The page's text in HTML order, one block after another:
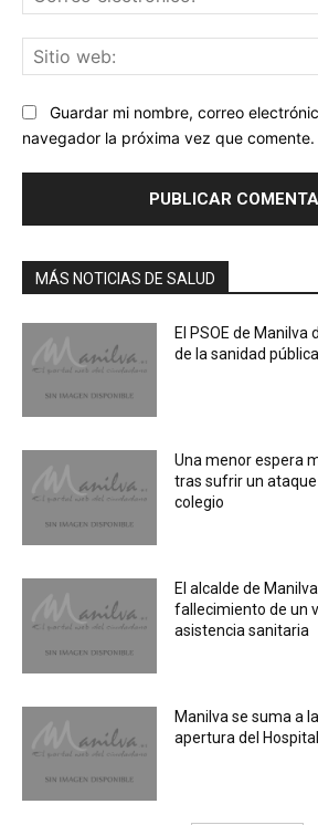
Guardar mi nombre, correo
navegador la próxima vez que comente.
MÁS NOTICIAS DE SALUD
El PSOE de Manilva
de la sanidad
Una menor espera
tras sufrir un ataque
colegio
El alcalde de
fallecimiento de un
asistencia sanitaria
Manilva se suma a
apertura del